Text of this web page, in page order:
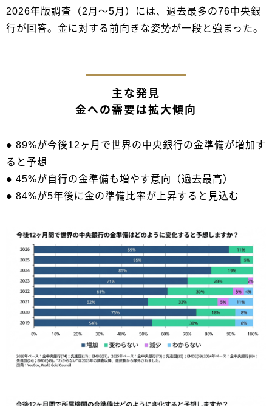
2026年版調査（2月〜5月）には、過去最多の76中央銀
行が回答。金に対する前向きな姿勢が一段と強まった。
主な発見
金への需要は拡大傾向
● 89%が今後12ヶ月で世界の中央銀行の金準備が増加す
ると予想
● 45%が自行の金準備も増やす意向（過去最高）
● 84%が5年後に金の準備比率が上昇すると見込む